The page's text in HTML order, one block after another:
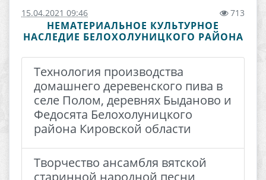
15.04.2021 09:46 713
НЕМАТЕРИАЛЬНОЕ КУЛЬТУРНОЕ
НАСЛЕДИЕ БЕЛОХОЛУНИЦКОГО РАЙОНА
Технология производства
домашнего деревенского пива в
селе Полом, деревнях Быданово и
Федосята Белохолуницкого
района Кировской области
Творчество ансамбля вятской
старинной народной песни